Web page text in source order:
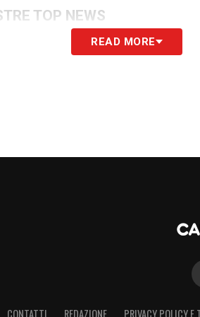
TOP NEWS
READ MORE
CONTATTI REDAZIONE PRIVACY POLICY E